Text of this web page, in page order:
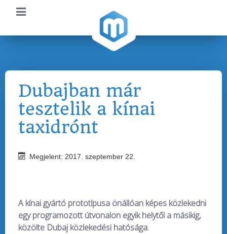
Dubajban már
tesztelik a kínai
taxidrónt
Megjelent: 2017. szeptember 22.
A kínai gyártó prototípusa önállóan képes közlekedni
egy programozott útvonalon egyik helytől a másikig,
közölte Dubaj közlekedési hatósága.